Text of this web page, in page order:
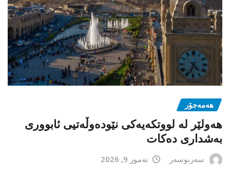
هەمەجۆر
ھەولێر لە لووتکەیەکی نێودەوڵەتیی ئابووری
بەشداری دەکات
سەرنوسەر تەموز 9, 2026